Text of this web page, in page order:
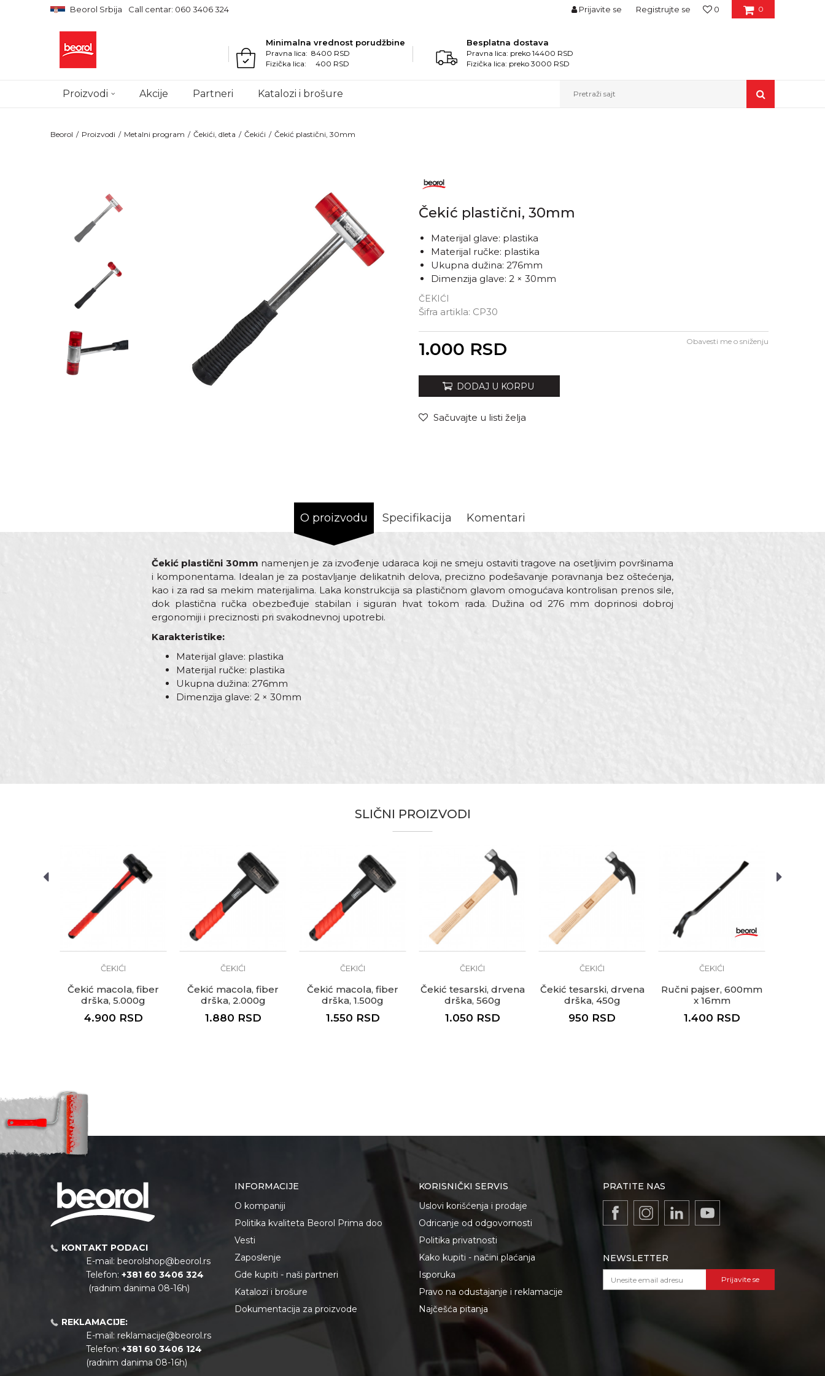
Beorol Srbija Call centar: 060 3406 324 0
0
Prijavite se Registrujte se
Minimalna vrednost porudžbine
Pravna lica: 8400 RSD
Fizička lica: 400 RSD
Besplatna dostava
Pravna lica: preko 14400 RSD
Fizička lica: preko 3000 RSD
Proizvodi Akcije Partneri Katalozi i brošure Pretraži sajt
Beorol Proizvodi Metalni program Čekići, dleta Čekići Čekić plastični, 30mm
Čekić plastični, 30mm
ČEKIĆI
Šifra artikla: CP30
Materijal glave: plastika
Materijal ručke: plastika
Ukupna dužina: 276mm
Dimenzija glave: 2 × 30mm
1.000 RSD Obavesti me o sniženju
DODAJ U KORPU
Sačuvajte u listi želja
O proizvodu Specifikacija Komentari
Čekić plastični 30mm namenjen je za izvođenje udaraca koji ne smeju ostaviti tragove na osetljivim površinama
i komponentama. Idealan je za postavljanje delikatnih delova, precizno podešavanje poravnanja bez oštećenja,
kao i za rad sa mekim materijalima. Laka konstrukcija sa plastičnom glavom omogućava kontrolisan prenos sile,
dok plastična ručka obezbeđuje stabilan i siguran hvat tokom rada. Dužina od 276 mm doprinosi dobroj
ergonomiji i preciznosti pri svakodnevnoj upotrebi.
Karakteristike:
Materijal glave: plastika
Materijal ručke: plastika
Ukupna dužina: 276mm
Dimenzija glave: 2 × 30mm
Težina
440gr
Bravari, Električari, Fasaderi, Gipsari, Hobby, Izolateri, Keramičari, Mehaničari, Monteri,
Parketari, Stolari, Tapetari, Tesari
Anti-spam zaštita - izračunajte koliko je 9 - 4 :
POŠALJI
SLIČNI PROIZVODI
ČEKIĆI
Čekić macola, fiber
drška, 5.000g
4.900 RSD
ČEKIĆI
Čekić macola, fiber
drška, 2.000g
1.880 RSD
ČEKIĆI
Čekić macola, fiber
drška, 1.500g
1.550 RSD
ČEKIĆI
Čekić tesarski, drvena
drška, 560g
1.050 RSD
ČEKIĆI
Čekić tesarski, drvena
drška, 450g
950 RSD
ČEKIĆI
Ručni pajser, 600mm
x 16mm
1.400 RSD
KONTAKT PODACI
E-mail: beorolshop@beorol.rs
Telefon: +381 60 3406 324
(radnim danima 08-16h)
REKLAMACIJE:
E-mail: reklamacije@beorol.rs
Telefon: +381 60 3406 124
(radnim danima 08-16h)
INFORMACIJE
O kompaniji
Politika kvaliteta Beorol Prima doo
Vesti
Zaposlenje
Gde kupiti - naši partneri
Katalozi i brošure
Dokumentacija za proizvode
KORISNIČKI SERVIS
Uslovi korišćenja i prodaje
Odricanje od odgovornosti
Politika privatnosti
Kako kupiti - načini plaćanja
Isporuka
Pravo na odustajanje i reklamacije
Najčešća pitanja
PRATITE NAS
NEWSLETTER
Prijavite se